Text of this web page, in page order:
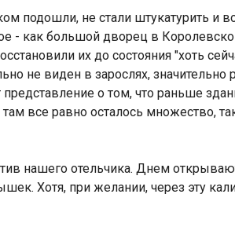
подошли, не стали штукатурить и
- как большой дворец в
их до состояния "хоть
не виден в зарослях, значительно
представление о том, что раньше
все равно осталось множество,
нашего отельчика. Днем
Хотя, при желании, через эту